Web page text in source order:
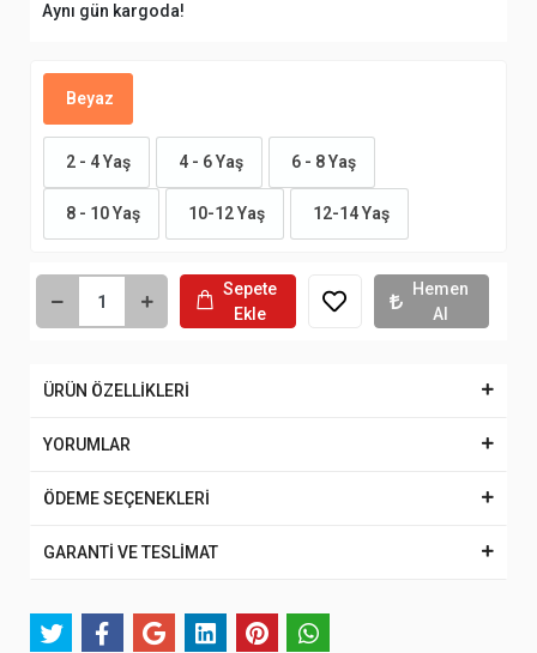
Aynı gün kargoda!
Beyaz
2 - 4 Yaş 4 - 6 Yaş 6 - 8 Yaş
8 - 10 Yaş 10-12 Yaş 12-14 Yaş
Sepete
Ekle
Hemen
Al
ÜRÜN ÖZELLİKLERİ
YORUMLAR
ÖDEME SEÇENEKLERİ
GARANTİ VE TESLİMAT